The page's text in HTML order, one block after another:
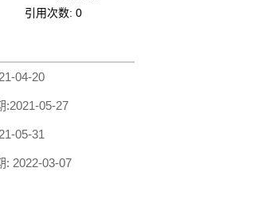
引用次数: 0
04-20
:2021-05-27
05-31
: 2022-03-07